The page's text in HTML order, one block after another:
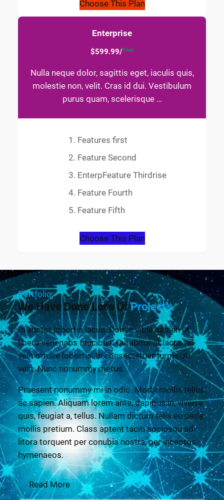
Choose This Plan
Enterprise
$599.99/Year
Nulla neque dolor, sagittis eget, iaculis quis,
molestie non, velit. Cras id dui. Vestibulum
purus quam, scelerisque …
Features first
Feature Second
EnterpFeature Thirdrise
Feature Fourth
Feature Fifth
Choose This Plan
Portfolio
We Have Done Lot's OfProject's
In auctor lobortis lacus. Donec vitae sapien ut
libero venenatis faucibus. Curabitur at lacus ac
velit ornare lobortis. In consectetuer turpis ut
velit. Nunc nonummy metus.
Praesent nonummy mi in odio. Morbi mollis tellus
ac sapien. Aliquam lorem ante, dapibus in, viverra
quis, feugiat a, tellus. Nullam dictum felis eu pede
mollis pretium. Class aptent taciti sociosqu ad
litora torquent per conubia nostra, per inceptos
hymenaeos.
Read More